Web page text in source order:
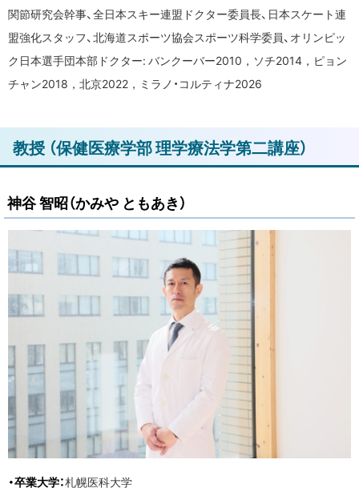
関節研究会幹事、全日本スキー連盟ドクター委員長、日本スケート連
盟強化スタッフ、北海道スポーツ協会スポーツ科学委員、オリンピッ
ク日本選手団本部ドクター: バンクーバー2010，ソチ2014，ピョン
チャン2018，北京2022，ミラノ・コルティナ2026
ト
ッ
に
戻
る
教授 （保健医療学部 理学療法学第二講座）
神谷 智昭（かみや ともあき）
・卒業大学：札幌医科大学